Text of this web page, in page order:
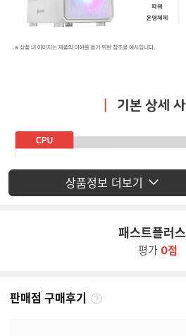
상품정보 더보기
패스트플러스
평가 0점
판매점 구매후기
판